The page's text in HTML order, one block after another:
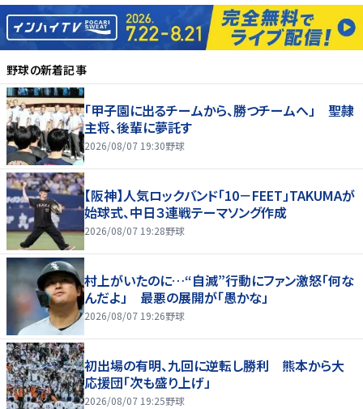
野球の新着記事
「甲子園に出るチームから、勝つチームへ」 聖隷
主将、後輩に夢託す
2026/08/07 19:30野球
【阪神】人気ロックバンド「10－FEET」TAKUMAが
始球式、中日３連戦テーマソング作成
2026/08/07 19:28野球
村上がいたのに…“自滅”行動にファン激怒「何な
んだよ」 最悪の展開が「愚かな」
2026/08/07 19:26野球
初出場の有明、九回に逆転し勝利 熊本から大
応援団「次も盛り上げ」
2026/08/07 19:25野球